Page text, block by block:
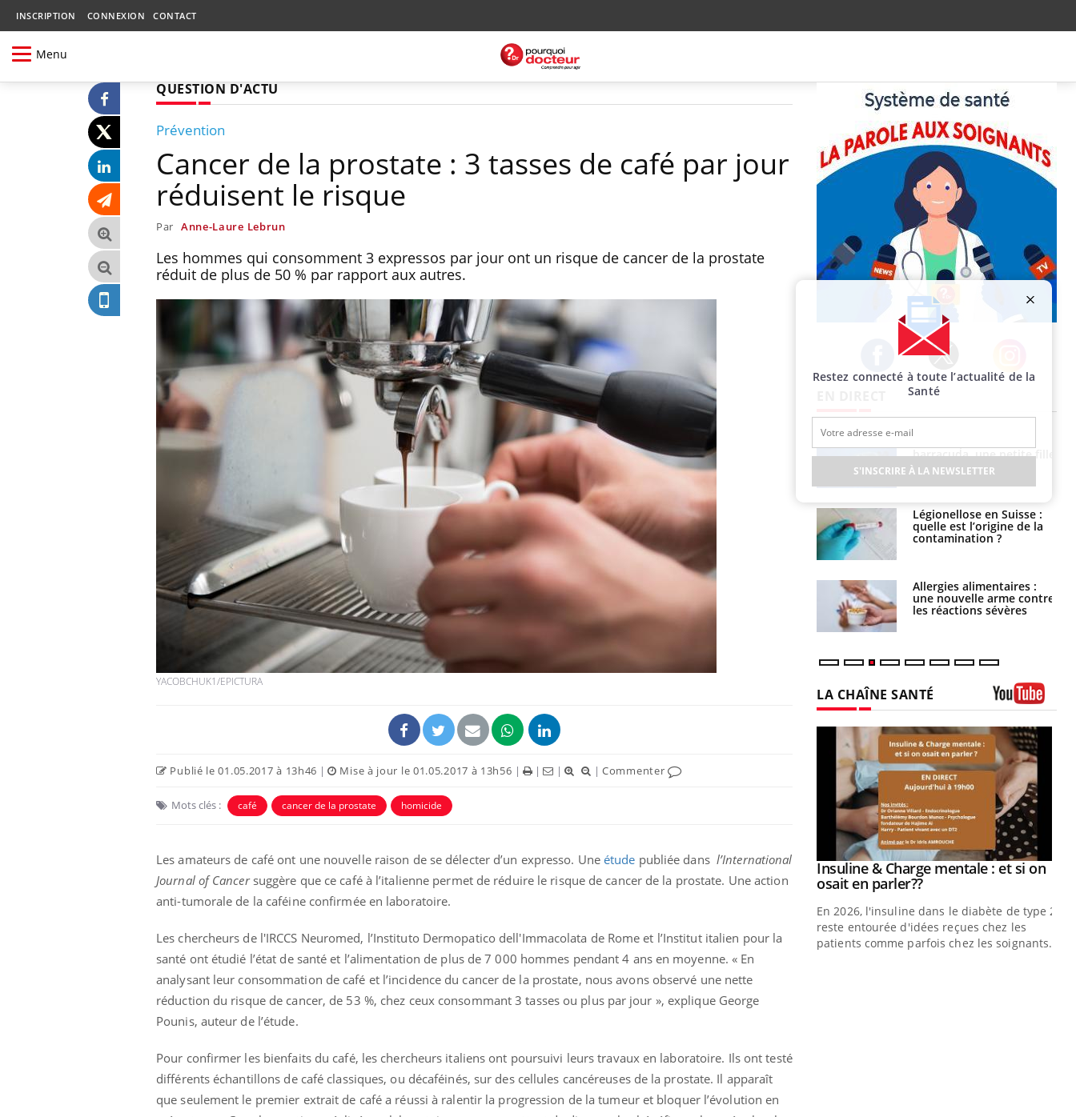
INSCRIPTION CONNEXION CONTACT
Menu
QUESTION D'ACTU
Prévention
Cancer de la prostate : 3 tasses de café par jour
réduisent le risque
Par Anne-Laure Lebrun
Les hommes qui consomment 3 expressos par jour ont un risque de cancer de la prostate
réduit de plus de 50 % par rapport aux autres.
YACOBCHUK1/EPICTURA
Publié le 01.05.2017 à 13h46 | Mise à jour le 01.05.2017 à 13h56 | | | |Commenter
Mots clés : café cancer de la prostate homicide
Les amateurs de café ont une nouvelle raison de se délecter d’un expresso. Une étude publiée dans l’International
Journal of Cancersuggère que ce café à l’italienne permet de réduire le risque de cancer de la prostate. Une action
anti-tumorale de la caféine confirmée en laboratoire.
Les chercheurs de l'IRCCS Neuromed, l’Instituto Dermopatico dell'Immacolata de Rome et l’Institut italien pour la
santé ont étudié l’état de santé et l’alimentation de plus de 7 000 hommes pendant 4 ans en moyenne. « En
analysant leur consommation de café et l’incidence du cancer de la prostate, nous avons observé une nette
réduction du risque de cancer, de 53 %, chez ceux consommant 3 tasses ou plus par jour », explique George
Pounis, auteur de l’étude.
Pour confirmer les bienfaits du café, les chercheurs italiens ont poursuivi leurs travaux en laboratoire. Ils ont testé
différents échantillons de café classiques, ou décaféinés, sur des cellules cancéreuses de la prostate. Il apparaît
que seulement le premier extrait de café a réussi à ralentir la progression de la tumeur et bloquer l’évolution en
Facebook Twitter Instagram
Fortes chaleurs :
pourquoi le risque de
noyade grimpe-t-il ?
Le Viagra pourrait-il
freiner la propagation du
cancer ?
Pourquoi manger moins
de protéines pourrait
finalement être bénéfique
Grossesse et chaleur : ce
que dit la science
Le smartphone nuit-il à
l'apprentissage de la
lecture ?
Mordue par une tique en
le coma pendant 42 jours
barracuda, une petite fille
secourue grâce à un
réflexe essentiel
Légionellose en Suisse :
quelle est l’origine de la
contamination ?
Allergies alimentaires :
une nouvelle arme contre
les réactions sévères
LA CHAÎNE SANTÉ
Youtube
Eczéma Chronique des Mains :
expliquer ma maladie Youtube
questions sur la maladie d'un proche c'est
montrer ...
Youtube
Carence en fer : comprendre pour
prévenirYoutube
carence en fer sont multiples ce qui la rend
...
Youtube
Insuline & Charge mentale : et si on
osait en parler??Youtube
En 2026, l'insuline dans le diabète de type 2
reste entourée d'idées reçues chez les
patients comme parfois chez les soignants.
Restez connecté à toute l’actualité de la
Santé
S'INSCRIRE À LA NEWSLETTER